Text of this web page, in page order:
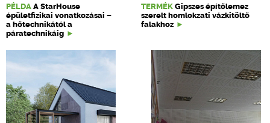
PÉLDA A StarHouse
épületfizikai vonatkozásai –
a hőtechnikától a
páratechnikáig
TERMÉK Gipszes építőlemez
szerelt homlokzati vázkitöltő
falakhoz